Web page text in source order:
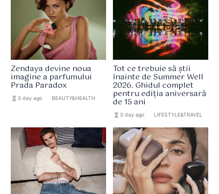
Zendaya devine noua
imagine a parfumului
Prada Paradox
hourglass_full 3 day ago BEAUTY&HEALTH
Tot ce trebuie să știi
înainte de Summer Well
2026. Ghidul complet
pentru ediția aniversară
de 15 ani
hourglass_full 3 day ago LIFESTYLE&TRAVEL